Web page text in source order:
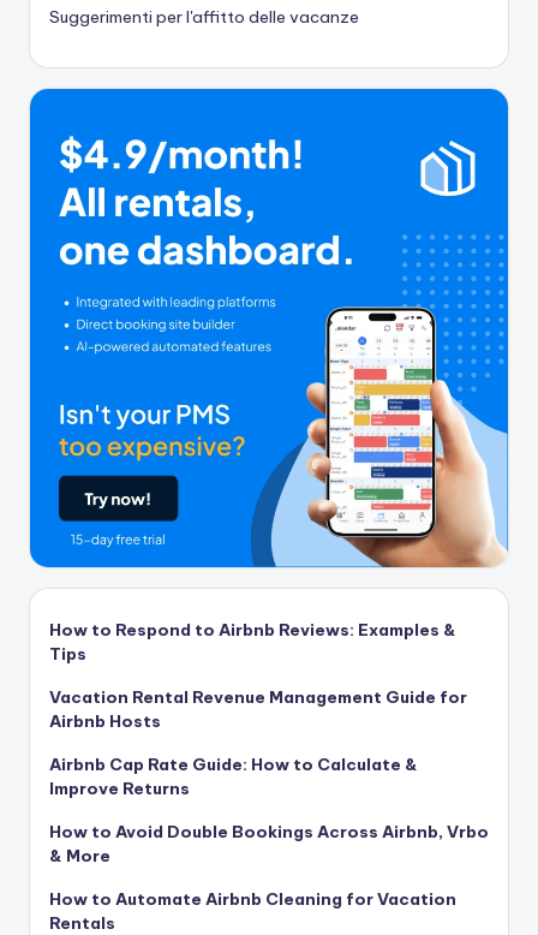
Suggerimenti per l'affitto delle vacanze
How to Respond to Airbnb Reviews: Examples &
Tips
Vacation Rental Revenue Management Guide for
Airbnb Hosts
Airbnb Cap Rate Guide: How to Calculate &
Improve Returns
How to Avoid Double Bookings Across Airbnb, Vrbo
& More
How to Automate Airbnb Cleaning for Vacation
Rentals